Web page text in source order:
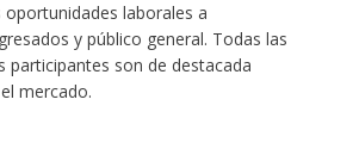
laborales a
y público general. Todas las
participantes son de destacada
mercado.